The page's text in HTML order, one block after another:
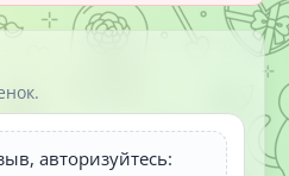
авторизуйтесь: